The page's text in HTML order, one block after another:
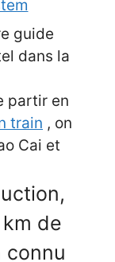
guide
dans la
partir en
train , on
Cai et
de
connu